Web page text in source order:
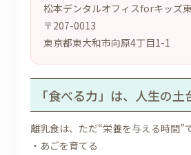
松本デンタルオフィスforキッズ
〒207-0013
東京都東大和市向原4丁目1-1
「食べる力」は、人生の土
離乳食は、ただ“栄養を与える時間”
・あごを育てる